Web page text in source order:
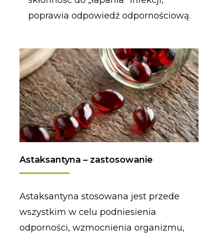
poprawia odpowiedź odpornościową.
Astaksantyna – zastosowanie
Astaksantyna stosowana jest przede
wszystkim w celu podniesienia
odporności, wzmocnienia organizmu,